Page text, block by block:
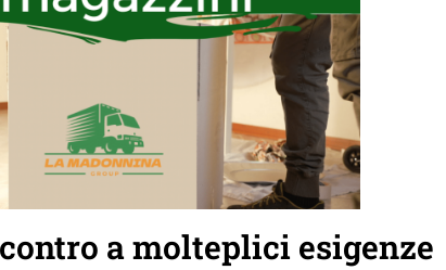
a molteplici esigenze